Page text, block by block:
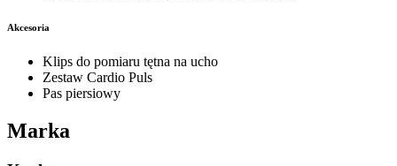
Akcesoria
Klips do pomiaru tętna na ucho
Zestaw Cardio Puls
Pas piersiowy
Marka